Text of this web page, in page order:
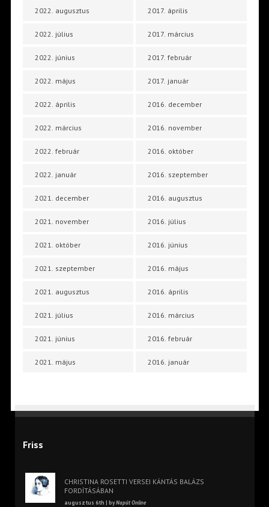
2022. augusztus
2022. július
2022. június
2022. május
2022. április
2022. március
2022. február
2022. január
2021. december
2021. november
2021. október
2021. szeptember
2021. augusztus
2021. július
2021. június
2021. május
2017. április
2017. március
2017. február
2017. január
2016. december
2016. november
2016. október
2016. szeptember
2016. augusztus
2016. július
2016. június
2016. május
2016. április
2016. március
2016. február
2016. január
Friss
CHRISTINA ROSETTI VERSEI KÁNTÁS BALÁZS
FORDÍTÁSÁBAN
augusztus 6th | byNapút Online